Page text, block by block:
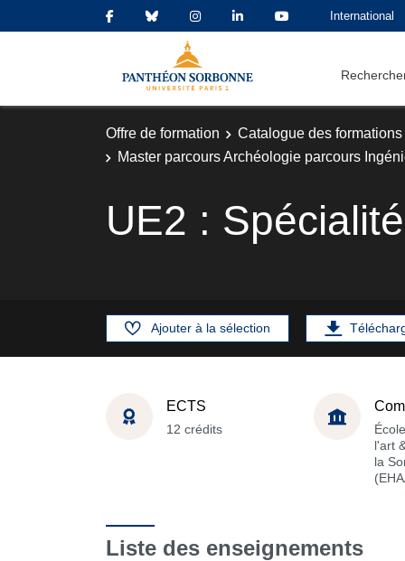
International
Offre de formation Catalogue des formations
Master parcours Archéologie parcours
UE2 : Spécialité
Ajouter à la sélection
ECTS
12 crédits
l'art
la
Liste des enseignements